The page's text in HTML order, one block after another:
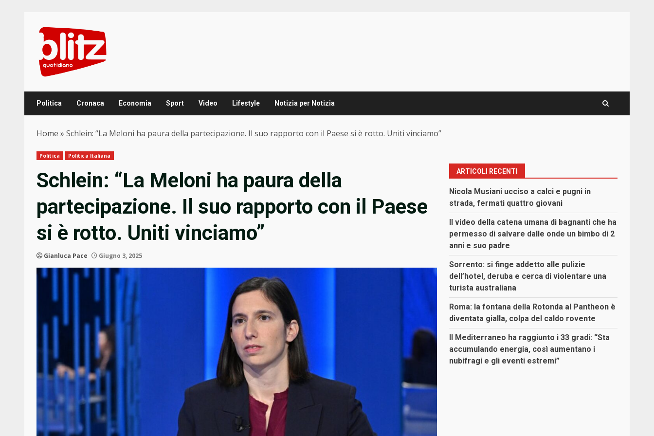
content
Politica Cronaca Economia Sport Video Lifestyle Notizia per Notizia
Home » Schlein: “La Meloni ha paura della partecipazione. Il suo rapporto con il Paese si è rotto. Uniti vinciamo”
Politica Politica Italiana
Schlein: “La Meloni ha paura della
partecipazione. Il suo rapporto con il Paese
si è rotto. Uniti vinciamo”
Gianluca Pace Giugno 3, 2025
ARTICOLI RECENTI
Nicola Musiani ucciso a calci e pugni in
strada, fermati quattro giovani
Il video della catena umana di bagnanti che ha
permesso di salvare dalle onde un bimbo di 2
anni e suo padre
Sorrento: si finge addetto alle pulizie
dell’hotel, deruba e cerca di violentare una
turista australiana
Roma: la fontana della Rotonda al Pantheon è
diventata gialla, colpa del caldo rovente
Il Mediterraneo ha raggiunto i 33 gradi: “Sta
accumulando energia, così aumentano i
nubifragi e gli eventi estremi”